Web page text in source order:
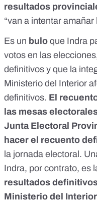
de 24 horas desde la
la única oferta
INFORMACIÓN,
mencionada
oferta debe
oferta presentada en
de la Ley 9/2017, la
corresponde proponer
Secretario, certifico con
Javier Arranz Pascual.
IRULEGUI IRUNE -
día 2402022 con un
Público CONTRATO
INDRA PARA EL
ELECCIONES DE
elecciones. PAGA 40
LOS VOTOS Y DAR
DEFINITIVOS. https://www.youtube.com/watch?
v=6i12FVujAnw
https://twitter.com/
resultados
“van a intentar amañar
Es un bulo que Indra
votos en las
definitivos y que la
Ministerio del Interior
definitivos. El
las mesas
Junta Electoral
hacer el recuento
la jornada electoral.
Indra, por contrato, es
resultados
Ministerio del Interior